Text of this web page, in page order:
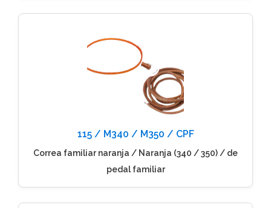
115 / M340 / M350 / CPF
Correa familiar naranja / Naranja (340 / 350) / de
pedal familiar